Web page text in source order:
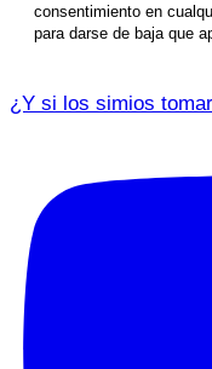
consentimiento en
para darse de baja que
¿Y si los simios